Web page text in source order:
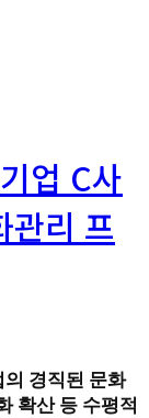
업 C사
리 프
경직된 문화
확산 등 수평적